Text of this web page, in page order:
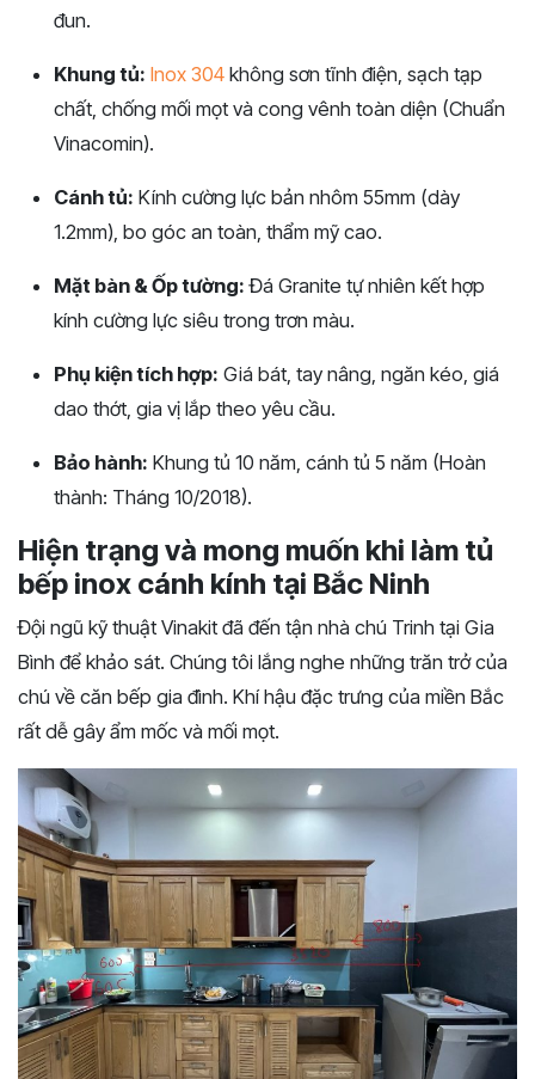
đun.
Khung tủ: Inox 304 không sơn tĩnh điện, sạch tạp
chất, chống mối mọt và cong vênh toàn diện (Chuẩn
Vinacomin).
Cánh tủ: Kính cường lực bản nhôm 55mm (dày
1.2mm), bo góc an toàn, thẩm mỹ cao.
Mặt bàn & Ốp tường: Đá Granite tự nhiên kết hợp
kính cường lực siêu trong trơn màu.
Phụ kiện tích hợp: Giá bát, tay nâng, ngăn kéo, giá
dao thớt, gia vị lắp theo yêu cầu.
Bảo hành: Khung tủ 10 năm, cánh tủ 5 năm (Hoàn
thành: Tháng 10/2018).
Hiện trạng và mong muốn khi làm tủ
bếp inox cánh kính tại Bắc Ninh
Đội ngũ kỹ thuật Vinakit đã đến tận nhà chú Trinh tại Gia
Bình để khảo sát. Chúng tôi lắng nghe những trăn trở của
chú về căn bếp gia đình. Khí hậu đặc trưng của miền Bắc
rất dễ gây ẩm mốc và mối mọt.